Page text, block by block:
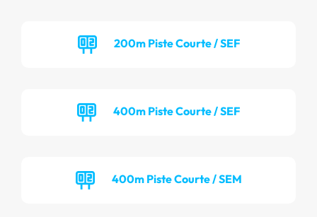
200m Piste Courte / SEF
400m Piste Courte / SEF
400m Piste Courte / SEM